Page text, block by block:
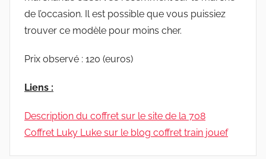
de l’occasion. Il est possible que vous puissiez
trouver ce modèle pour moins cher.
Prix observé : 120 (euros)
Liens :
Description du coffret sur le site de la 708
Coffret Luky Luke sur le blog coffret train jouef